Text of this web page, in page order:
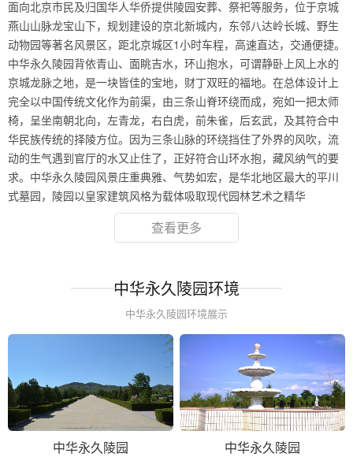
面向北京市民及归国华人华侨提供陵园安葬、祭祀等服务，位于京城
燕山山脉龙宝山下，规划建设的京北新城内，东邻八达岭长城、野生
动物园等著名风景区，距北京城区1小时车程，高速直达，交通便捷。
中华永久陵园背依青山、面眺吉水，环山抱水，可谓静卧上风上水的
京城龙脉之地，是一块皆佳的宝地，财丁双旺的福地。在总体设计上
完全以中国传统文化作为前渠，由三条山脊环绕而成，宛如一把太师
椅，呈坐南朝北向，左青龙，右白虎，前朱雀，后玄武，及其符合中
华民族传统的择陵方位。因为三条山脉的环绕挡住了外界的风吹，流
动的生气遇到官厅的水又止住了，正好符合山环水抱，藏风纳气的要
求。中华永久陵园风景庄重典雅、气势如宏，是华北地区最大的平川
式墓园，陵园以皇家建筑风格为载体吸取现代园林艺术之精华
查看更多
中华永久陵园环境
中华永久陵园环境展示
中华永久陵园 中华永久陵园